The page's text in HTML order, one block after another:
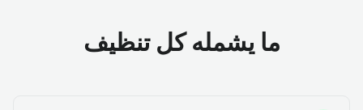
ما يشمله كل تنظيف